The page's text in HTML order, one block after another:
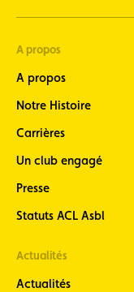
A propos
A propos
Notre Histoire
Carrières
Un club engagé
Presse
Statuts ACL Asbl
Actualités
Actualités